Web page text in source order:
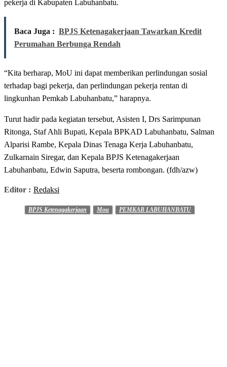
pekerja di Kabupaten Labuhanbatu.
Baca Juga : BPJS Ketenagakerjaan Tawarkan Kredit
Perumahan Berbunga Rendah
“Kita berharap, MoU ini dapat memberikan perlindungan sosial
terhadap bagi pekerja, dan perlindungan pekerja rentan di
lingkunhan Pemkab Labuhanbatu,” harapnya.
Turut hadir pada kegiatan tersebut, Asisten I, Drs Sarimpunan
Ritonga, Staf Ahli Bupati, Kepala BPKAD Labuhanbatu, Salman
Alparisi Rambe, Kepala Dinas Tenaga Kerja Labuhanbatu,
Zulkarnain Siregar, dan Kepala BPJS Ketenagakerjaan
Labuhanbatu, Edwin Saputra, beserta rombongan. (fdh/azw)
Editor : Redaksi
BPJS Ketenagakerjaan Mou PEMKAB LABUHANBATU